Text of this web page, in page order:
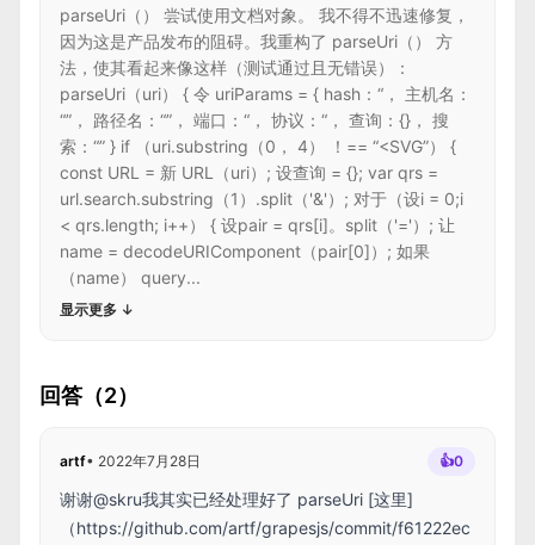
parseUri（） 尝试使用文档对象。 我不得不迅速修复，
因为这是产品发布的阻碍。我重构了 parseUri（） 方
法，使其看起来像这样（测试通过且无错误）：
parseUri（uri） { 令 uriParams = { hash：“， 主机名：
“”， 路径名：“”， 端口：“， 协议：“， 查询：{}， 搜
索：“” } if （uri.substring（0， 4） ！== “<SVG”） {
const URL = 新 URL（uri）; 设查询 = {}; var qrs =
url.search.substring（1）.split（'&'）; 对于（设i = 0;i
< qrs.length; i++） { 设pair = qrs[i]。split（'='）; 让
name = decodeURIComponent（pair[0]）; 如果
（name） query...
显示更多 ↓
回答（2）
artf• 2022年7月28日 👍0
谢谢@skru我其实已经处理好了 parseUri [这里]
（https://github.com/artf/grapesjs/commit/f61222ec